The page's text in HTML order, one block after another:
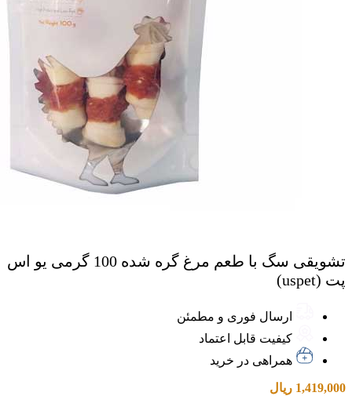
تشویقی سگ با طعم مرغ گره شده 100 گرمی یو اس
پت (uspet)
ارسال فوری و مطمئن
کیفیت قابل اعتماد
همراهی در خرید
1,419,000 ریال